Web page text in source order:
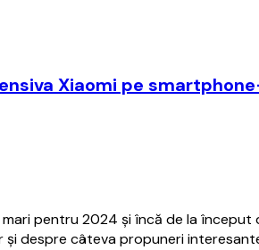
Xiaomi pe
mari pentru 2024 și încă de la
și despre câteva propuneri